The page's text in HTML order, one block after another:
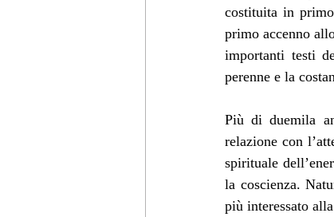
costituita in
primo accenno
importanti testi
perenne e la
Più di duemila
relazione con
spirituale
la coscienza.
più interessato